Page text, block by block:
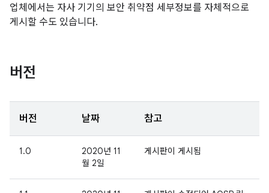
업체에서는 자사 기기의 보안 취약점 세부정보를 자체적으로
게시할 수도 있습니다.
버전
버전 날짜 참고
1.0
2020년 11
월 2일
게시판이 게시됨